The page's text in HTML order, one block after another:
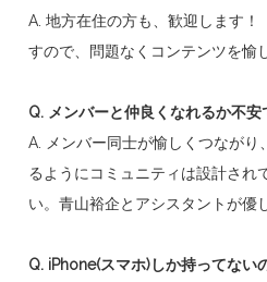
A. 地方在住の方も、歓迎します
すので、問題なくコンテンツを愉
Q. メンバーと仲良くなれるか不安
A. メンバー同士が愉しくつながり
るようにコミュニティは設計され
い。青山裕企とアシスタントが優
Q. iPhone(スマホ)しか持ってない